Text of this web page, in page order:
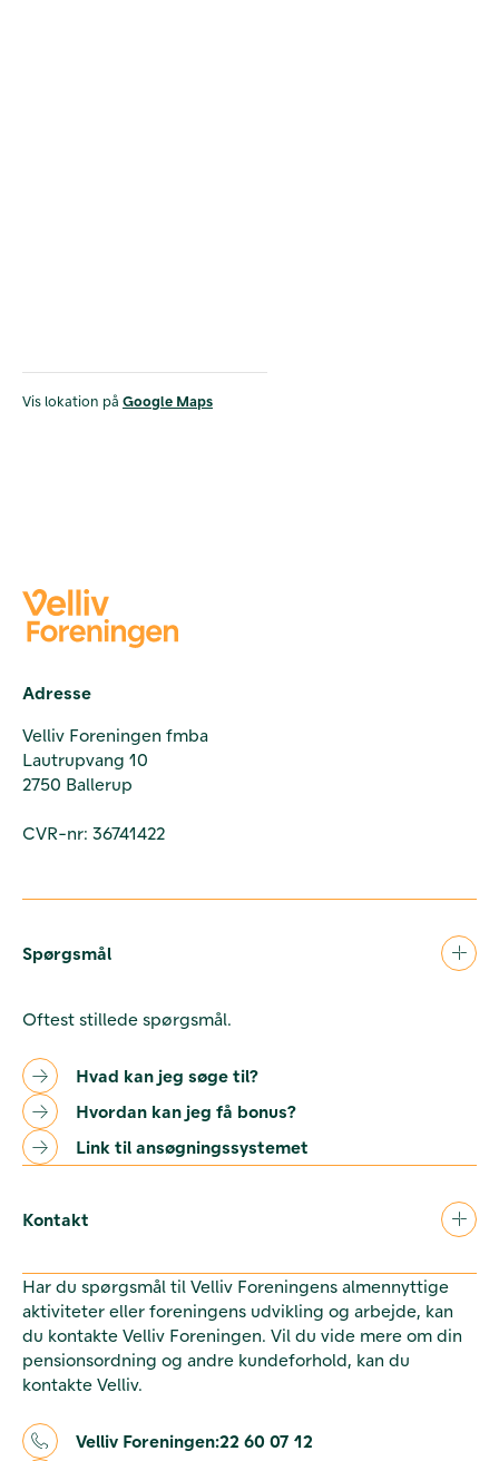
Vis lokation på Google Maps
Adresse
Velliv Foreningen fmba
Lautrupvang 10
2750 Ballerup
CVR-nr: 36741422
Spørgsmål
Oftest stillede spørgsmål.
Hvad kan jeg søge til?
Hvordan kan jeg få bonus?
Link til ansøgningssystemet
Kontakt
Har du spørgsmål til Velliv Foreningens almennyttige
aktiviteter eller foreningens udvikling og arbejde, kan
du kontakte Velliv Foreningen. Vil du vide mere om din
pensionsordning og andre kundeforhold, kan du
kontakte Velliv.
Velliv Foreningen:22 60 07 12